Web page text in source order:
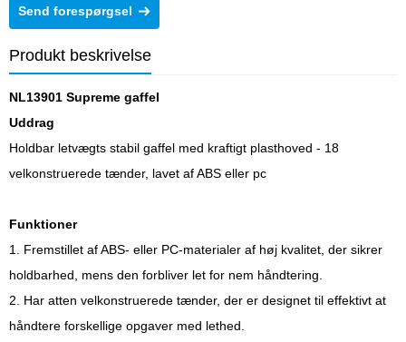
Send forespørgsel
Produkt beskrivelse
NL13901 Supreme gaffel
Uddrag
Holdbar letvægts stabil gaffel med kraftigt plasthoved - 18
velkonstruerede tænder, lavet af ABS eller pc
Funktioner
1. Fremstillet af ABS- eller PC-materialer af høj kvalitet, der sikrer
holdbarhed, mens den forbliver let for nem håndtering.
2. Har atten velkonstruerede tænder, der er designet til effektivt at
håndtere forskellige opgaver med lethed.